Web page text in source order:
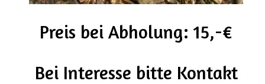
Preis bei Abholung: 15,-€
Bei Interesse bitte Kontakt